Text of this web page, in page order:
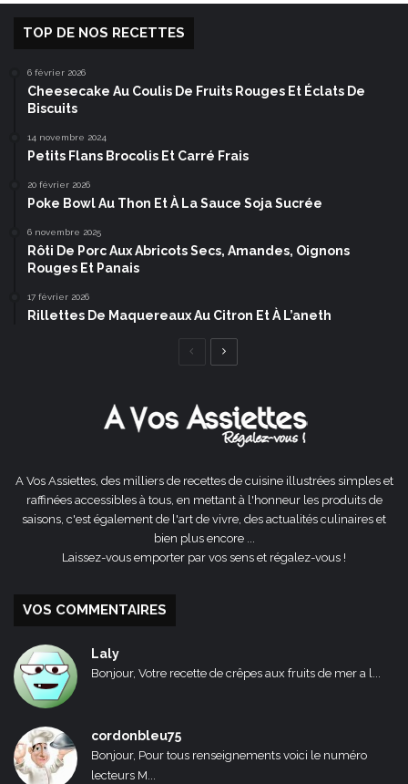
TOP DE NOS RECETTES
6 février 2026
Cheesecake Au Coulis De Fruits Rouges Et Éclats De
Biscuits
14 novembre 2024
Petits Flans Brocolis Et Carré Frais
20 février 2026
Poke Bowl Au Thon Et À La Sauce Soja Sucrée
6 novembre 2025
Rôti De Porc Aux Abricots Secs, Amandes, Oignons
Rouges Et Panais
17 février 2026
Rillettes De Maquereaux Au Citron Et À L’aneth
Page
A Vos Assiettes, des milliers de recettes de cuisine illustrées simples et
raffinées accessibles à tous, en mettant à l'honneur les produits de
saisons, c'est également de l'art de vivre, des actualités culinaires et
bien plus encore ...
Laissez-vous emporter par vos sens et régalez-vous !
VOS COMMENTAIRES
Laly
Bonjour, Votre recette de crêpes aux fruits de mer a l...
cordonbleu75
Bonjour, Pour tous renseignements voici le numéro
lecteurs M...